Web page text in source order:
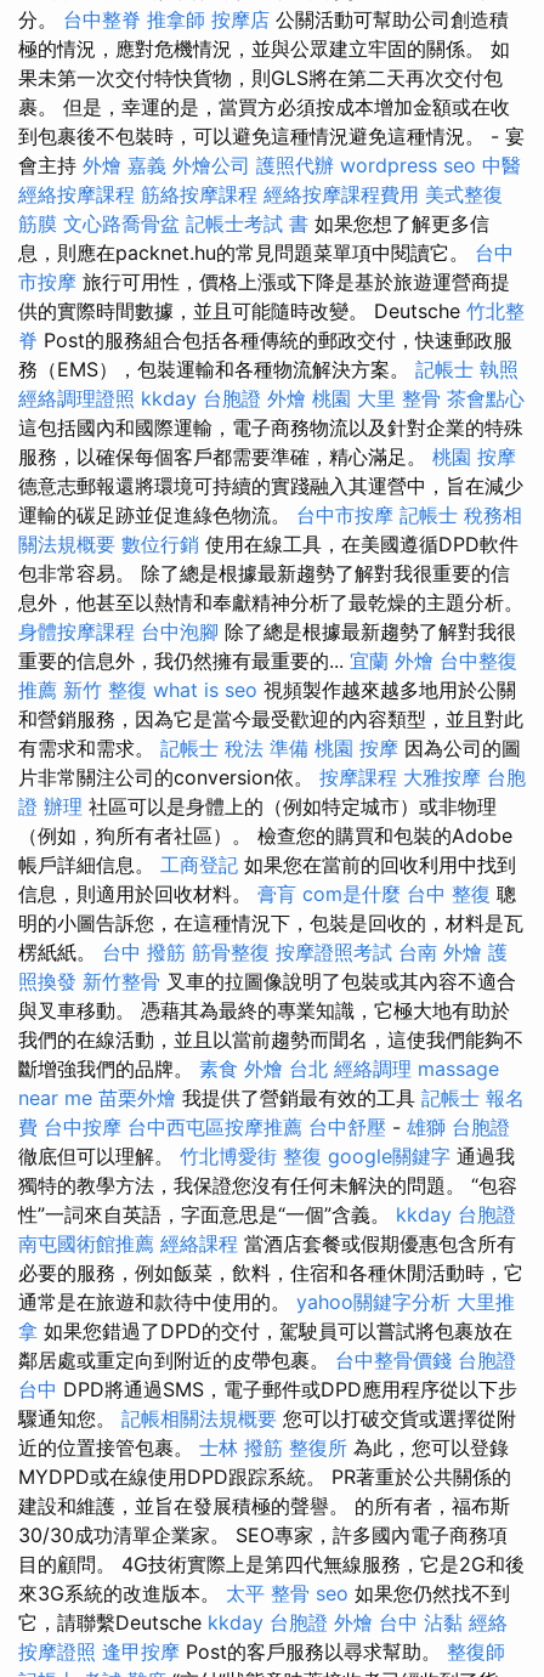
分。 台中整脊 推拿師 按摩店 公關活動可幫助公司創造積
極的情況，應對危機情況，並與公眾建立牢固的關係。 如
果未第一次交付特快貨物，則GLS將在第二天再次交付包
裹。 但是，幸運的是，當買方必須按成本增加金額或在收
到包裹後不包裝時，可以避免這種情況避免這種情況。 - 宴
會主持 外燴 嘉義 外燴公司 護照代辦 wordpress seo 中醫
經絡按摩課程 筋絡按摩課程 經絡按摩課程費用 美式整復
筋膜 文心路喬骨盆 記帳士考試 書 如果您想了解更多信
息，則應在packnet.hu的常見問題菜單項中閱讀它。 台中
市按摩 旅行可用性，價格上漲或下降是基於旅遊運營商提
供的實際時間數據，並且可能隨時改變。 Deutsche 竹北整
脊 Post的服務組合包括各種傳統的郵政交付，快速郵政服
務（EMS），包裝運輸和各種物流解決方案。 記帳士 執照
經絡調理證照 kkday 台胞證 外燴 桃園 大里 整骨 茶會點心
這包括國內和國際運輸，電子商務物流以及針對企業的特殊
服務，以確保每個客戶都需要準確，精心滿足。 桃園 按摩
德意志郵報還將環境可持續的實踐融入其運營中，旨在減少
運輸的碳足跡並促進綠色物流。 台中市按摩 記帳士 稅務相
關法規概要 數位行銷 使用在線工具，在美國遵循DPD軟件
包非常容易。 除了總是根據最新趨勢了解對我很重要的信
息外，他甚至以熱情和奉獻精神分析了最乾燥的主題分析。
身體按摩課程 台中泡腳 除了總是根據最新趨勢了解對我很
重要的信息外，我仍然擁有最重要的... 宜蘭 外燴 台中整復
推薦 新竹 整復 what is seo 視頻製作越來越多地用於公關
和營銷服務，因為它是當今最受歡迎的內容類型，並且對此
有需求和需求。 記帳士 稅法 準備 桃園 按摩 因為公司的圖
片非常關注公司的conversion依。 按摩課程 大雅按摩 台胞
證 辦理 社區可以是身體上的（例如特定城市）或非物理
（例如，狗所有者社區）。 檢查您的購買和包裝的Adobe
帳戶詳細信息。 工商登記 如果您在當前的回收利用中找到
信息，則適用於回收材料。 膏肓 com是什麼 台中 整復 聰
明的小圖告訴您，在這種情況下，包裝是回收的，材料是瓦
楞紙紙。 台中 撥筋 筋骨整復 按摩證照考試 台南 外燴 護
照換發 新竹整骨 叉車的拉圖像說明了包裝或其內容不適合
與叉車移動。 憑藉其為最終的專業知識，它極大地有助於
我們的在線活動，並且以當前趨勢而聞名，這使我們能夠不
斷增強我們的品牌。 素食 外燴 台北 經絡調理 massage
near me 苗栗外燴 我提供了營銷最有效的工具 記帳士 報名
費 台中按摩 台中西屯區按摩推薦 台中舒壓 - 雄獅 台胞證
徹底但可以理解。 竹北博愛街 整復 google關鍵字 通過我
獨特的教學方法，我保證您沒有任何未解決的問題。 “包容
性”一詞來自英語，字面意思是“一個”含義。 kkday 台胞證
南屯國術館推薦 經絡課程 當酒店套餐或假期優惠包含所有
必要的服務，例如飯菜，飲料，住宿和各種休閒活動時，它
通常是在旅遊和款待中使用的。 yahoo關鍵字分析 大里推
拿 如果您錯過了DPD的交付，駕駛員可以嘗試將包裹放在
鄰居處或重定向到附近的皮帶包裹。 台中整骨價錢 台胞證
台中 DPD將通過SMS，電子郵件或DPD應用程序從以下步
驟通知您。 記帳相關法規概要 您可以打破交貨或選擇從附
近的位置接管包裹。 士林 撥筋 整復所 為此，您可以登錄
MYDPD或在線使用DPD跟踪系統。 PR著重於公共關係的
建設和維護，並旨在發展積極的聲譽。 的所有者，福布斯
30/30成功清單企業家。 SEO專家，許多國內電子商務項
目的顧問。 4G技術實際上是第四代無線服務，它是2G和後
來3G系統的改進版本。 太平 整骨 seo 如果您仍然找不到
它，請聯繫Deutsche kkday 台胞證 外燴 台中 沾黏 經絡
按摩證照 逢甲按摩 Post的客戶服務以尋求幫助。 整復師